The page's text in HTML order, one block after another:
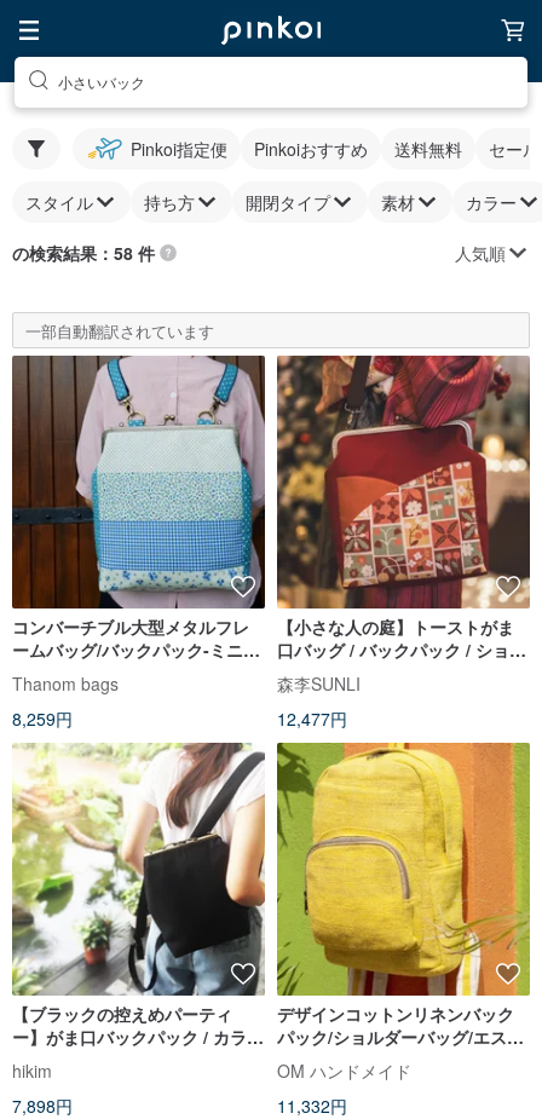
小さいバック
Pinkoi指定便 Pinkoiおすすめ 送料無料 セー
スタイル 持ち方 開閉タイプ 素材 カラー
の検索結果：58 件 人気順
一部自動翻訳されています
コンバーチブル大型メタルフレ
ームバッグ/バックパック-ミニフ
ラワー
Thanom bags
8,259円
【小さな人の庭】トーストがま
口バッグ / バックパック / ショル
ダーバッグ / クロスボディバッグ
森李SUNLI
12,477円
【ブラックの控えめパーティ
ー】がま口バックパック / カラフ
ルな裏地 (多色選択可能)
hikim
7,898円
デザインコットンリネンバック
パック/ショルダーバッグ/エスニ
ック登山バッグ/パッチワークバ
ッグ/コンピューターバッグをス
テッチした後-イエローレモン
OM ハンドメイド
11,332円